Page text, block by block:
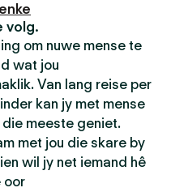
volg.
om nuwe mense te
wat jou
Van lang reise per
kan jy met mense
meeste geniet.
met jou die skare by
wil jy net iemand hê
oor